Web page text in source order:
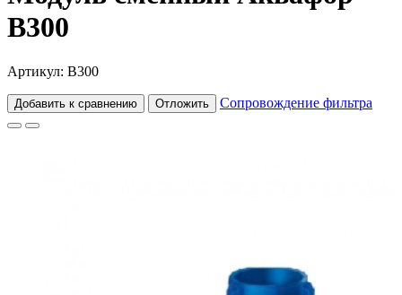
В300
Артикул: В300
Добавить к сравнению Отложить Сопровождение фильтра